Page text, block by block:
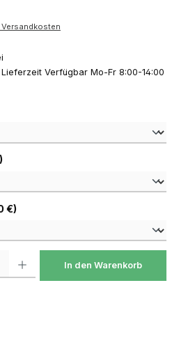
Versandkosten
Verfügbar Mo-Fr 8:00-14:00
auswählen
€)auswählen
In den Warenkorb